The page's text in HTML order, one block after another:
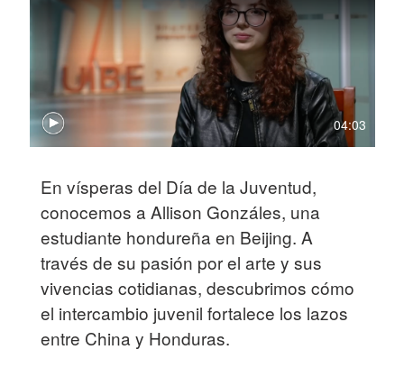
04:03
En vísperas del Día de la Juventud,
conocemos a Allison Gonzáles, una
estudiante hondureña en Beijing. A
través de su pasión por el arte y sus
vivencias cotidianas, descubrimos cómo
el intercambio juvenil fortalece los lazos
entre China y Honduras.